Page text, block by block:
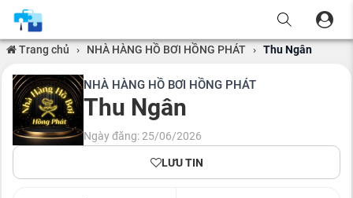
Trang chủ › NHÀ HÀNG HỒ BƠI HỒNG PHÁT › Thu Ngân
NHÀ HÀNG HỒ BƠI HỒNG PHÁT
Thu Ngân
Ngày đăng: 25/06/2026
LƯU TIN